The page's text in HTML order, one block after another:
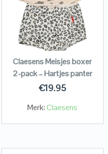
Claesens Meisjes boxer
2-pack – Hartjes panter
€19.95
Merk:Claesens